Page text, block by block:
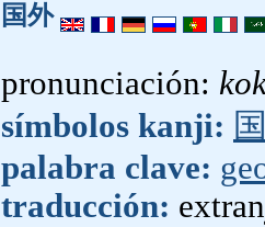
国外
pronunciación:
símbolos kanji:
palabra clave:
traducción: